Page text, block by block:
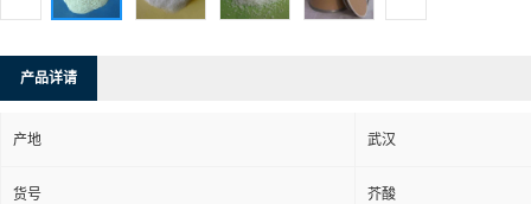
产品详请
产地 武汉
货号 芥酸